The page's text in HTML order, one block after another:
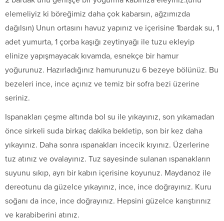
elemeliyiz ki böreğimiz daha çok kabarsın, ağzımızda
dağılsın) Unun ortasını havuz yapınız ve içerisine 1bardak su, 1
adet yumurta, 1 çorba kaşığı zeytinyağı ile tuzu ekleyip
elinize yapışmayacak kıvamda, esnekçe bir hamur
yoğurunuz. Hazırladığınız hamurunuzu 6 bezeye bölünüz. Bu
bezeleri ince, ince açınız ve temiz bir sofra bezi üzerine
seriniz.
Ispanakları çeşme altında bol su ile yıkayınız, son yıkamadan
önce sirkeli suda birkaç dakika bekletip, son bir kez daha
yıkayınız. Daha sonra ıspanakları incecik kıyınız. Üzerlerine
tuz atınız ve ovalayınız. Tuz sayesinde sulanan ıspanakların
suyunu sıkıp, ayrı bir kabın içerisine koyunuz. Maydanoz ile
dereotunu da güzelce yıkayınız, ince, ince doğrayınız. Kuru
soğanı da ince, ince doğrayınız. Hepsini güzelce karıştırınız
ve karabiberini atınız.